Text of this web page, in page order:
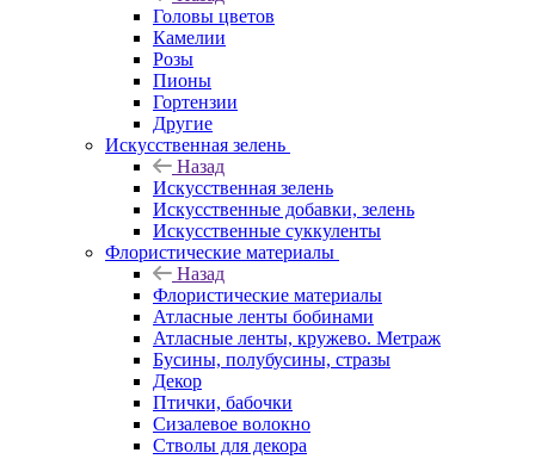
Головы цветов
Камелии
Розы
Пионы
Гортензии
Другие
Искусственная зелень
Назад
Искусственная зелень
Искусственные добавки, зелень
Искусственные суккуленты
Флористические материалы
Назад
Флористические материалы
Атласные ленты бобинами
Атласные ленты, кружево. Метраж
Бусины, полубусины, стразы
Декор
Птички, бабочки
Сизалевое волокно
Стволы для декора